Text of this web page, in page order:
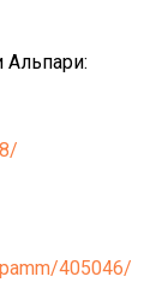
Альпари:
405046/